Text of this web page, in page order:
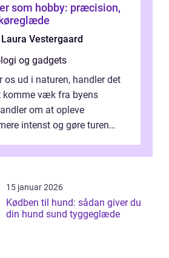
som hobby: præcision,
Laura Vestergaard
og gadgets
os ud i naturen, handler det
komme væk fra byens
om at opleve
intenst og gøre turen
15 januar 2026
Kødben til hund: sådan giver du
din hund sund tyggeglæde